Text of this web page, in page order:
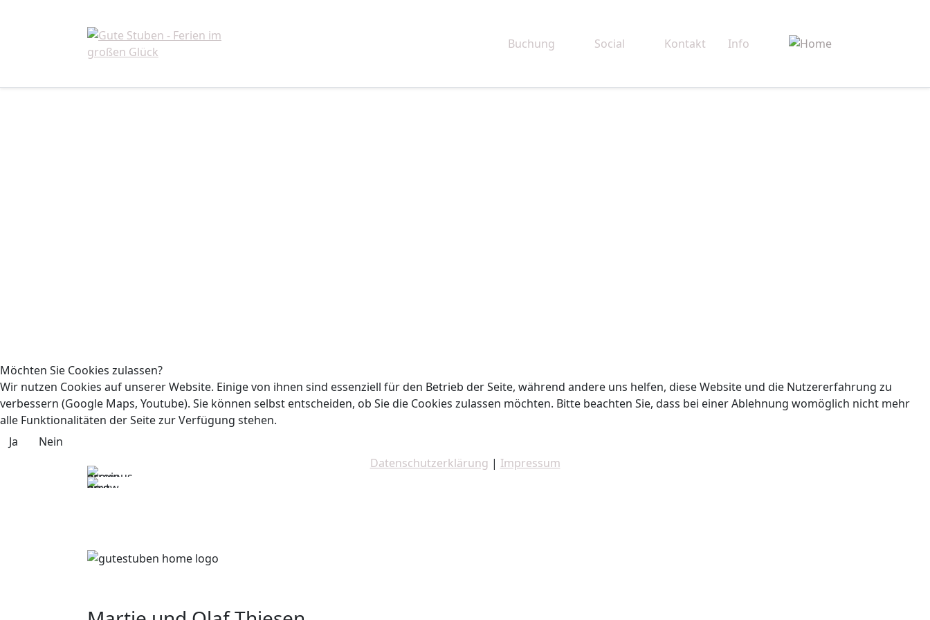
Buchung Social Kontakt Info
Möchten Sie Cookies zulassen?
Wir nutzen Cookies auf unserer Website. Einige von ihnen sind essenziell für den Betrieb der Seite, während andere uns helfen, diese Website und die Nutzererfahrung zu
verbessern (Google Maps, Youtube). Sie können selbst entscheiden, ob Sie die Cookies zulassen möchten. Bitte beachten Sie, dass bei einer Ablehnung womöglich nicht mehr
alle Funktionalitäten der Seite zur Verfügung stehen.
Ja
Nein
Datenschutzerklärung | Impressum